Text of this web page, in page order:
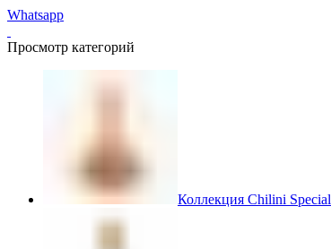
Whatsapp
Просмотр категорий
Коллекция Chilini Special